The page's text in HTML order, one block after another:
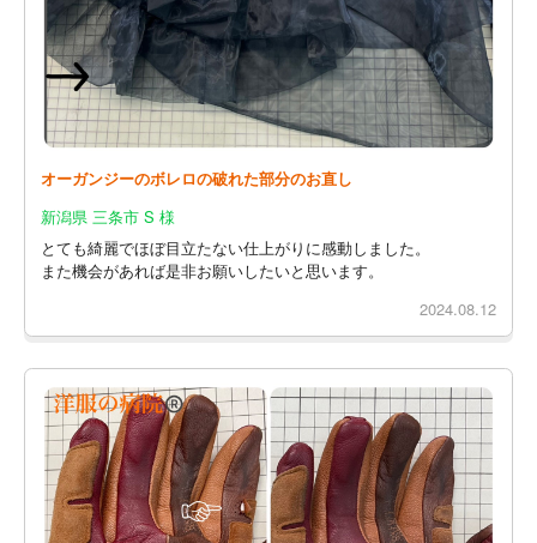
オーガンジーのボレロの破れた部分のお直し
新潟県 三条市 S 様
とても綺麗でほぼ目立たない仕上がりに感動しました。
また機会があれば是非お願いしたいと思います。
2024.08.12